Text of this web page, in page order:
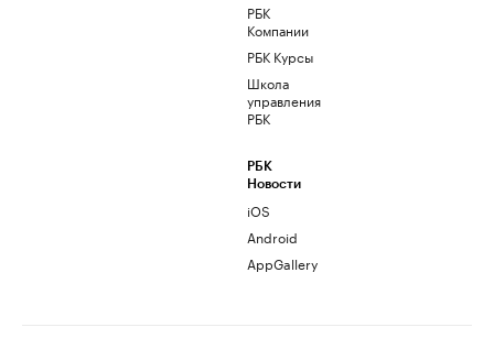
РБК
Компании
РБК Курсы
Школа
управления
РБК
РБК
Новости
iOS
Android
AppGallery